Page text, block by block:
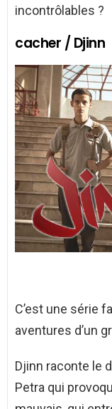
incontrôlables ?
cacher / Djinn
C’est une série
aventures d’un
Djinn raconte le
Petra qui